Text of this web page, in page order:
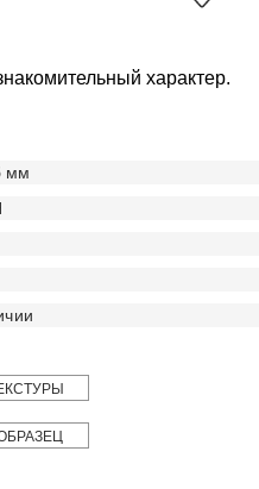
характер.
мм